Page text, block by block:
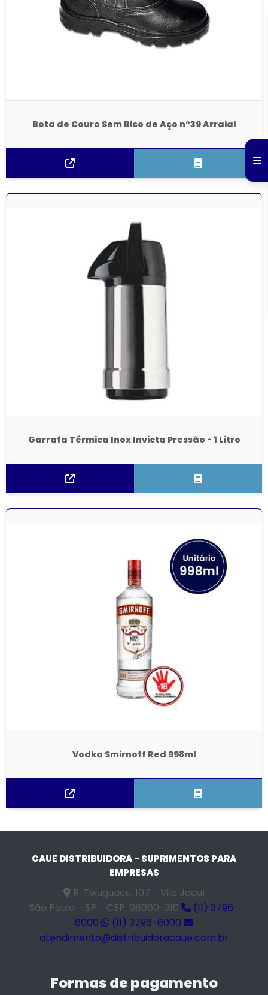
Bota de Couro Sem Bico de Aço n°39 Arraial
Garrafa Térmica Inox Invicta Pressão - 1 Litro
Vodka Smirnoff Red 998ml
CAUE DISTRIBUIDORA - SUPRIMENTOS PARA
EMPRESAS
R. Tejuguacu, 107 - Vila Jacuí
São Paulo - SP - CEP: 08060-310
(11) 3796-
6000
(11) 3796-6000
atendimento@distribuidoracaue.com.br
Formas de pagamento